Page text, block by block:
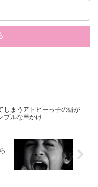
しまうアトピーっ子の癖が
プルな声かけ